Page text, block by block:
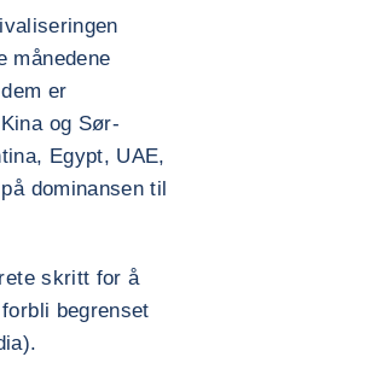
månedene
er
og Sør-
Egypt, UAE,
dominansen til
skritt for å
begrenset